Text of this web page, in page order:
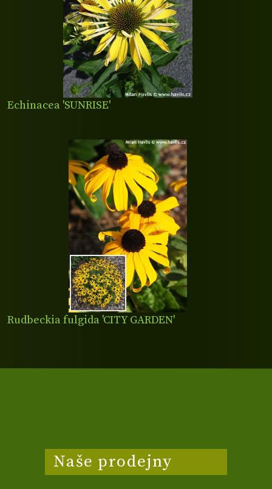
Echinacea 'SUNRISE'
Rudbeckia fulgida 'CITY GARDEN'
Naše prodejny